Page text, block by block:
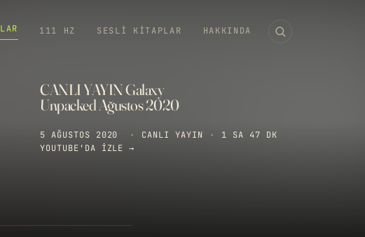
111 HZ SESLI KITAPLAR HAKKINDA
CANLI YAYIN Galaxy
Unpacked Ağustos 2020
5 AĞUSTOS 2020 · CANLI YAYIN ·
1 SA 47 DK
YOUTUBE'DA IZLE →